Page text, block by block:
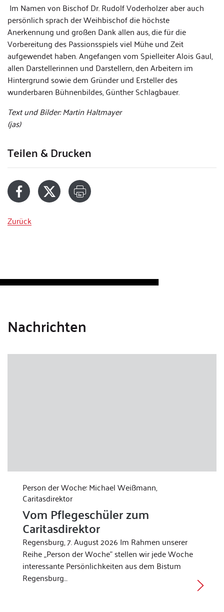
Im Namen von Bischof Dr. Rudolf Voderholzer aber auch
persönlich sprach der Weihbischof die höchste
Anerkennung und großen Dank allen aus, die für die
Vorbereitung des Passionsspiels viel Mühe und Zeit
aufgewendet haben. Angefangen vom Spielleiter Alois Gaul,
allen Darstellerinnen und Darstellern, den Arbeitern im
Hintergrund sowie dem Gründer und Ersteller des
wunderbaren Bühnenbildes, Günther Schlagbauer.
Text und Bilder: Martin Haltmayer
(jas)
Teilen & Drucken
Zurück
Nachrichten
Person der Woche: Michael Weißmann,
Caritasdirektor
Vom Pflegeschüler zum
Caritasdirektor
Regensburg, 7. August 2026 Im Rahmen unserer
Reihe „Person der Woche” stellen wir jede Woche
interessante Persönlichkeiten aus dem Bistum
Regensburg…